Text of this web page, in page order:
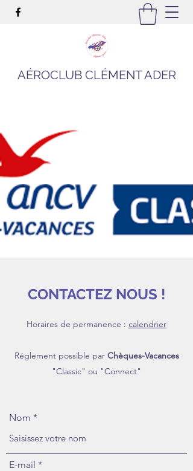
AÉROCLUB CLÉMENT ADER
CONTACTEZ NOUS !
Horaires de permanence : calendrier
Réglement possible par Chèques-Vacances
"Classic" ou "Connect"
Nom
E-mail